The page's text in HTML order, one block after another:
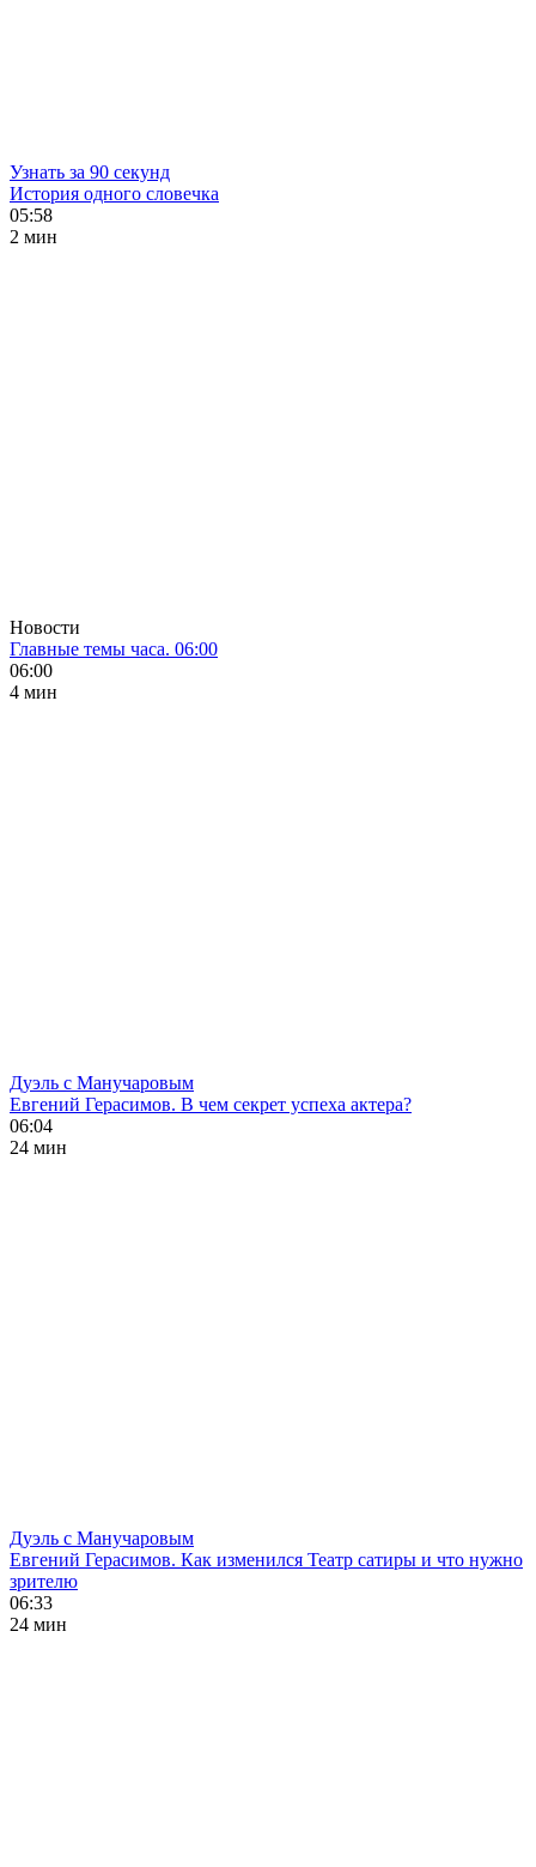
Узнать за 90 секунд
История одного словечка
05:58
2 мин
Новости
Главные темы часа. 06:00
06:00
4 мин
Дуэль с Манучаровым
Евгений Герасимов. В чем секрет успеха актера?
06:04
24 мин
Дуэль с Манучаровым
Евгений Герасимов. Как изменился Театр сатиры и что нужно
зрителю
06:33
24 мин